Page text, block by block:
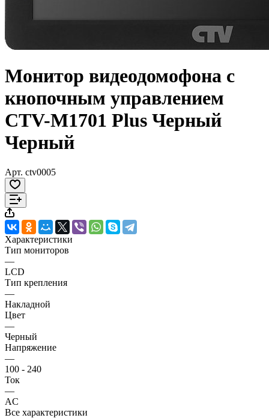
Монитор видеодомофона с
кнопочным управлением
CTV-M1701 Plus Черный
Черный
Арт. ctv0005
Характеристики
Тип мониторов
—
LCD
Тип крепления
—
Накладной
Цвет
—
Черный
Напряжение
—
100 - 240
Ток
—
AC
Все характеристики